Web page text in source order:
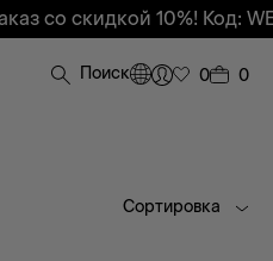
10%! Код: WELCOME10
Поиск 0 0
Сортировка